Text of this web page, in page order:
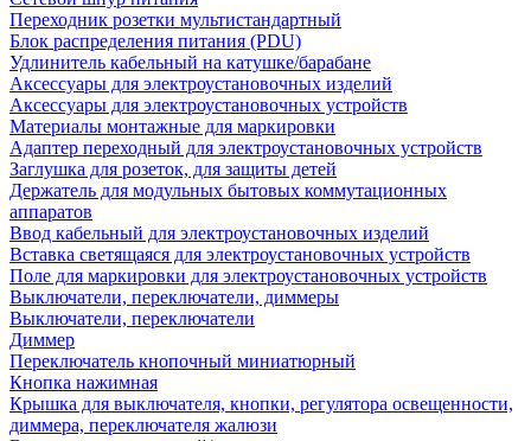
Переходник розетки мультистандартный
Блок распределения питания (PDU)
Удлинитель кабельный на катушке/барабане
Аксессуары для электроустановочных изделий
Аксессуары для электроустановочных устройств
Материалы монтажные для маркировки
Адаптер переходный для электроустановочных устройств
Заглушка для розеток, для защиты детей
Держатель для модульных бытовых коммутационных
аппаратов
Ввод кабельный для электроустановочных изделий
Вставка светящаяся для электроустановочных устройств
Поле для маркировки для электроустановочных устройств
Выключатели, переключатели, диммеры
Выключатели, переключатели
Диммер
Переключатель кнопочный миниатюрный
Кнопка нажимная
Крышка для выключателя, кнопки, регулятора освещенности,
диммера, переключателя жалюзи